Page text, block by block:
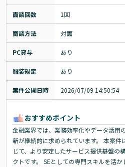
面談回数 1回
商談方法 対面
PC貸与 あり
服装規定 あり
案件公開日時 2026/07/09 14:50:54
おすすめポイント
金融業界では、業務効率化やデータ活用
新が継続的に求められています。 本案件
じて、より安定したサービス提供基盤の
クトです。 SEとしての専門スキルを活